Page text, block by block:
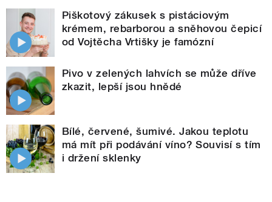
Piškotový zákusek s pistáciovým
krémem, rebarborou a sněhovou čepicí
od Vojtěcha Vrtišky je famózní
Pivo v zelených lahvích se může dříve
zkazit, lepší jsou hnědé
Bílé, červené, šumivé. Jakou teplotu
má mít při podávání víno? Souvisí s tím
i držení sklenky